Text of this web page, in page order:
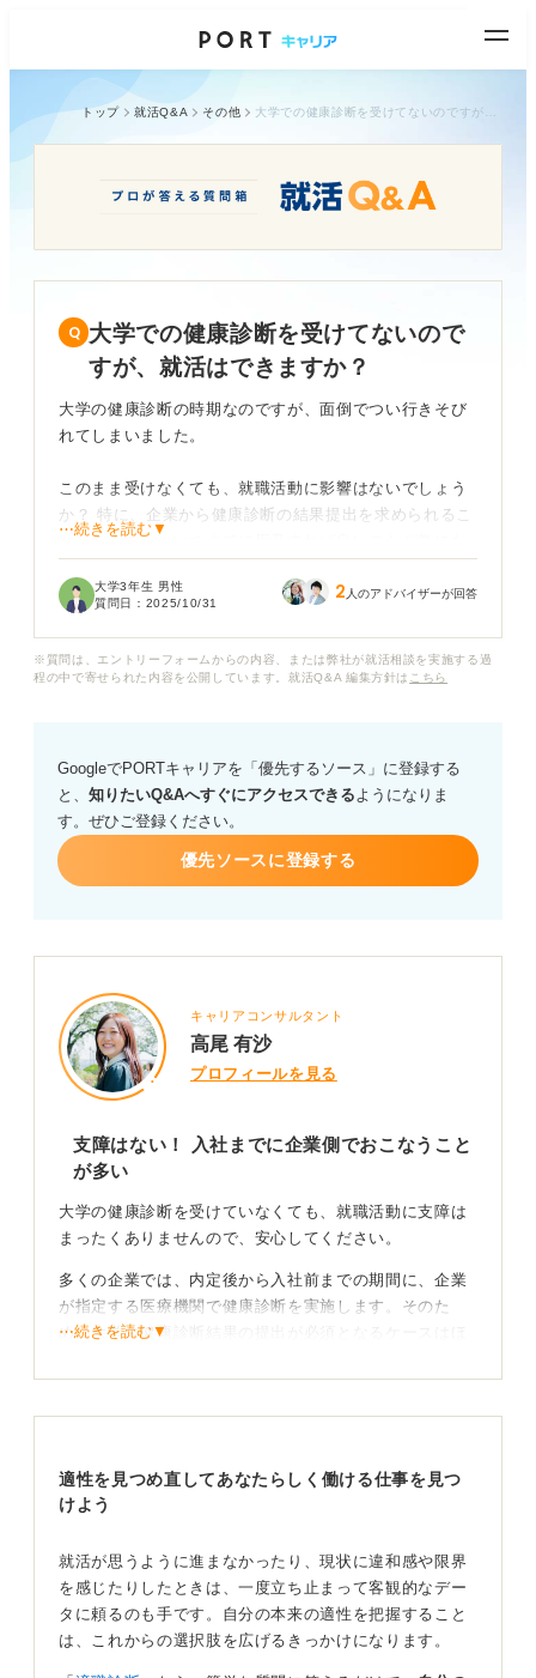
トップ 就活Q&A その他
大学での健康診断を受けてないので
すが、就活はできますか？
大学の健康診断の時期なのですが、面倒でつい行きそび
れてしまいました。
このまま受けなくても、就職活動に影響はないでしょう
か？ 特に、企業から健康診断の結果提出を求められるこ
とがあるのか、いつまでに用意すれば良いのかが気にな
を受けなかった場合のリスクや、今後の対応について教
⋯続きを読む▼
大学3年生 男性
質問日： 2025/10/31 2 人のアドバイザーが回答
※質問は、エントリーフォームからの内容、または弊社が就活相談を実施する過
程の中で寄せられた内容を公開しています。就活Q&A 編集方針は こちら
GoogleでPORTキャリアを「優先するソース」に登録する
と、 知りたいQ&Aへすぐにアクセスできるようになりま
す。ぜひご登録ください。
優先ソースに登録する
キャリアコンサルタント
高尾 有沙
プロフィールを見る
支障はない！ 入社までに企業側でおこなうこと
が多い
大学の健康診断を受けていなくても、就職活動に支障は
まったくありませんので、安心してください。
多くの企業では、内定後から入社前までの期間に、企業
が指定する医療機関で健康診断を実施します。そのた
め、大学の健康診断結果の提出が必須となるケースはほ
医療機関で個人として受診し、その結果票を提出すれば
対応できます。
受診の時期に注意！ 個別の事情がある際は申告しよ
う
企業によっては提出期限が短いこともあるため、その際
⋯続きを読む▼
適性を見つめ直してあなたらしく働ける仕事を見つ
けよう
就活が思うように進まなかったり、現状に違和感や限界
を感じたりしたときは、一度立ち止まって客観的なデー
タに頼るのも手です。自分の本来の適性を把握すること
は、これからの選択肢を広げるきっかけになります。